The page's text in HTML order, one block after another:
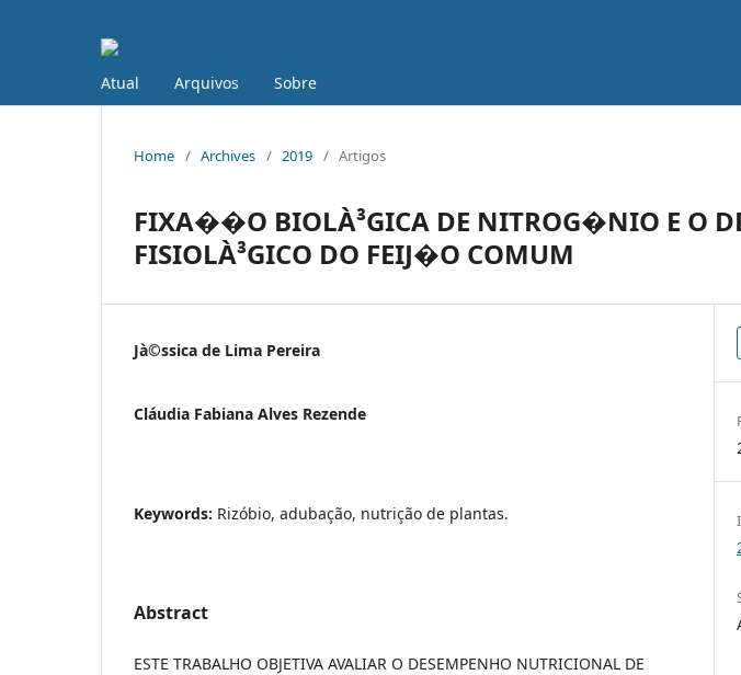
Atual Arquivos Sobre
Home / Archives / 2019 / Artigos
FIXA��O BIOLÀ³GICA DE NITROG�NIO E O
FISIOLÀ³GICO DO FEIJ�O COMUM
Jà©ssica de Lima Pereira
Cláudia Fabiana Alves Rezende
Keywords: Rizóbio, adubação, nutrição de plantas.
Abstract
ESTE TRABALHO OBJETIVA AVALIAR O DESEMPENHO NUTRICIONAL DE